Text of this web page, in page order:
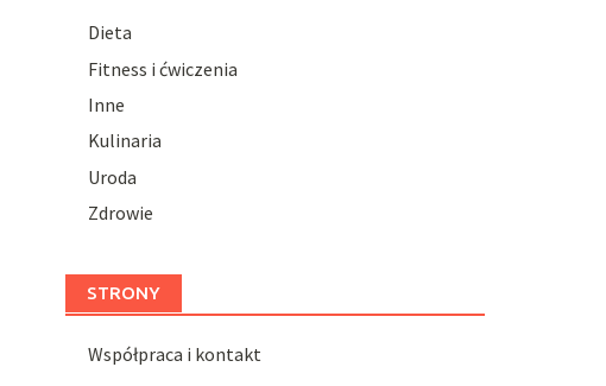
Dieta
Fitness i ćwiczenia
Inne
Kulinaria
Uroda
Zdrowie
STRONY
Współpraca i kontakt